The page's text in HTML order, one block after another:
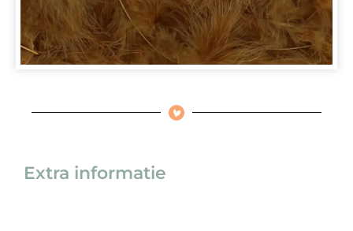
Extra informatie